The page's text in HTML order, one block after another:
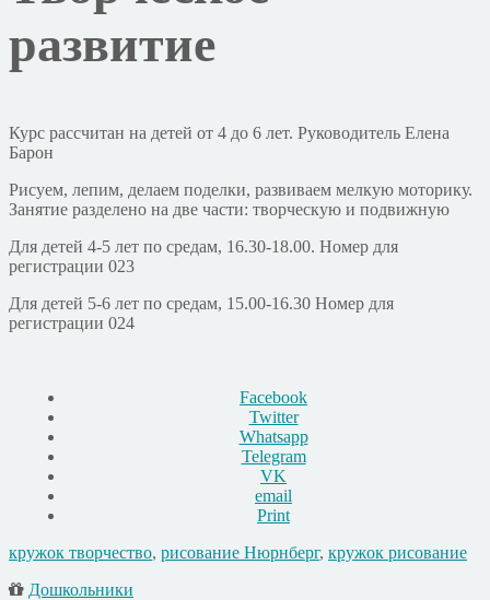
развитие
Курс рассчитан на детей от 4 до 6 лет. Руководитель Елена
Барон
Рисуем, лепим, делаем поделки, развиваем мелкую моторику.
Занятие разделено на две части: творческую и подвижную
Для детей 4-5 лет по средам, 16.30-18.00. Номер для
регистрации 023
Для детей 5-6 лет по средам, 15.00-16.30 Номер для
регистрации 024
Facebook
Twitter
Whatsapp
Telegram
VK
email
Print
кружок творчество, рисование Нюрнберг, кружок рисование
Дошкольники